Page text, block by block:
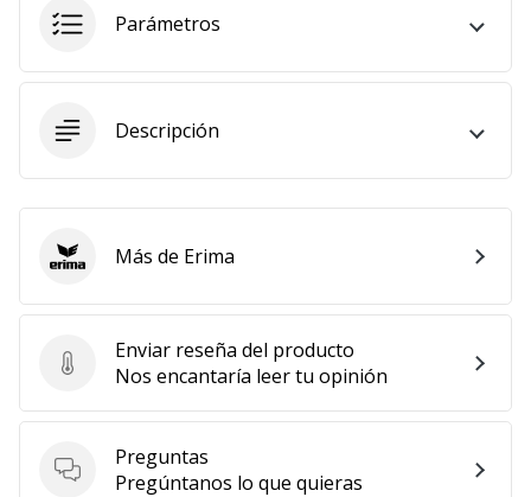
Parámetros
Descripción
Enviar reseña del producto
Enviar reseña del producto
Nos encantaría leer tu opinión
Preguntas
Preguntas
Pregúntanos lo que quieras
ErimaMás de Erima